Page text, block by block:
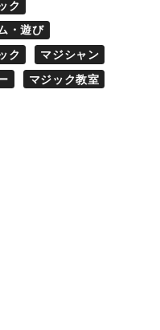
ク
・遊び
ク
マジシャン
マジック教室